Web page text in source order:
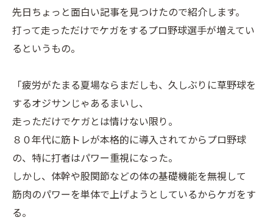
先日ちょっと面白い記事を見つけたので紹介します。
打って走っただけでケガをするプロ野球選手が増えてい
るというもの。
「疲労がたまる夏場ならまだしも、久しぶりに草野球を
するオジサンじゃあるまいし、
走っただけでケガとは情けない限り。
８０年代に筋トレが本格的に導入されてからプロ野球
の、特に打者はパワー重視になった。
しかし、体幹や股関節などの体の基礎機能を無視して
筋肉のパワーを単体で上げようとしているからケガをす
る。